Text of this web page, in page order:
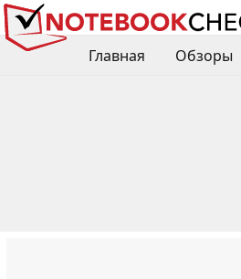
Главная Обзоры